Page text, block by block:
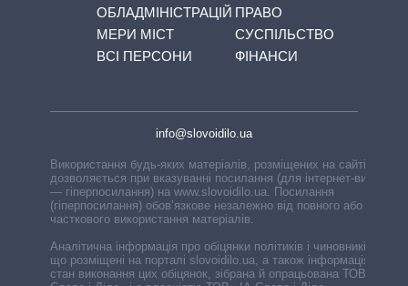
ОБЛАДМІНІСТРАЦІЙ
МЕРИ МІСТ
ВСІ ПЕРСОНИ
ПРАВО
СУСПІЛЬСТВО
ФІНАНСИ
info@slovoidilo.ua
Використання будь-яких матеріалів, розміщених на сайті,
дозволяється при вказуванні посилання (для інтернет-видань
— гіперпосилання) на www.slovoidilo.ua. Посилання
(гіперпосилання) обов’язкове незалежно від повного або
часткового використання матеріалів.
Аналітична інформація про обіцянки політиків і чиновників,
що розміщені на порталі slovoidilo.ua, а також інформація про
стан виконання цих обіцянок, зібрана й опрацьована ТОВ «ІА